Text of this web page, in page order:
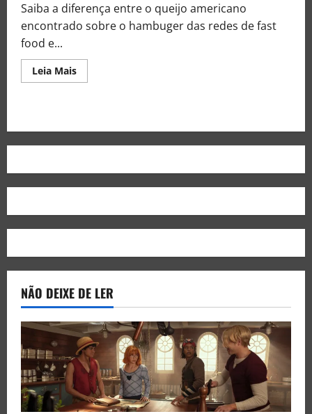
Saiba a diferença entre o queijo americano
encontrado sobre o hambuger das redes de fast
food e...
Leia Mais
NÃO DEIXE DE LER